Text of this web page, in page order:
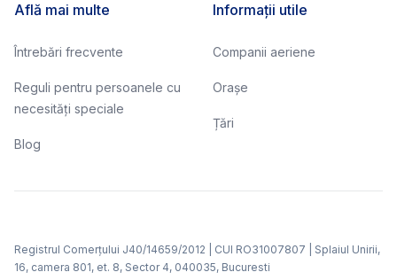
Află mai multe
Întrebări frecvente
Reguli pentru persoanele cu
necesități speciale
Blog
Informații utile
Companii aeriene
Orașe
Țări
Registrul Comerțului J40/14659/2012 | CUI RO31007807 | Splaiul Unirii,
16, camera 801, et. 8, Sector 4, 040035, Bucuresti